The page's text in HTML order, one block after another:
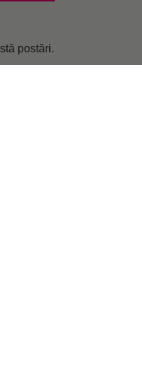
postări.